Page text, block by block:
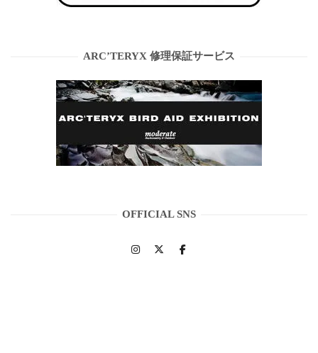
ARC’TERYX 修理保証サービス
OFFICIAL SNS